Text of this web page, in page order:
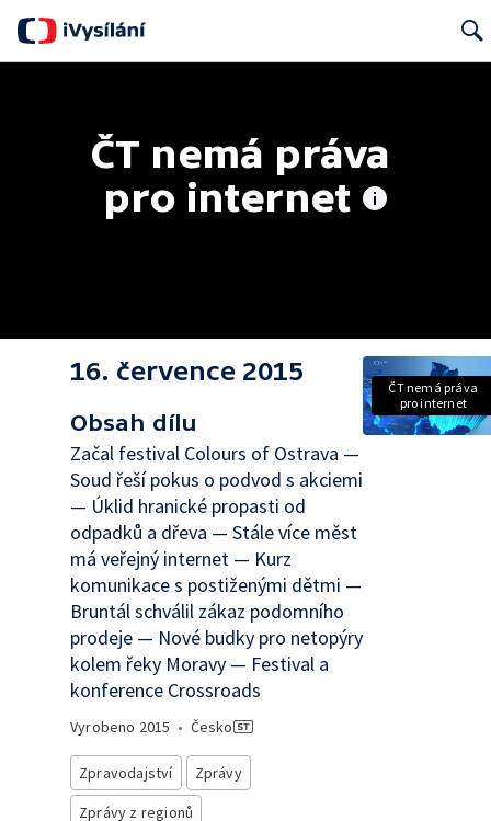
ČT nemá práva
pro internet
16. července 2015
Obsah dílu
Začal festival Colours of Ostrava —
Soud řeší pokus o podvod s akciemi
— Úklid hranické propasti od
odpadků a dřeva — Stále více měst
má veřejný internet — Kurz
komunikace s postiženými dětmi —
Bruntál schválil zákaz podomního
prodeje — Nové budky pro netopýry
kolem řeky Moravy — Festival a
konference Crossroads
Vyrobeno 2015 • Česko
Zpravodajství
Zprávy
Zprávy z regionů
ČT nemá práva
pro internet